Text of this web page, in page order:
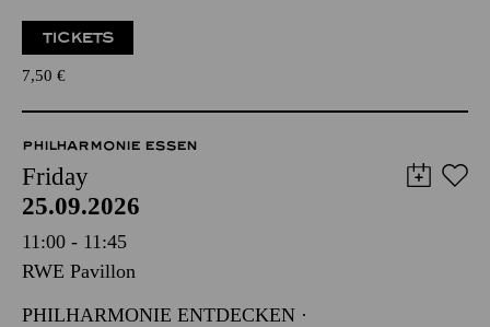
TICKETS
7,50 €
PHILHARMONIE ESSEN
Friday
25.09.2026
11:00 - 11:45
RWE Pavillon
PHILHARMONIE ENTDECKEN ·